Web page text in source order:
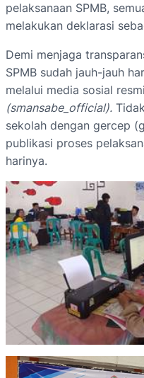
pelaksanaan SPMB,
melakukan deklarasi
Demi menjaga
SPMB sudah jauh-jauh
melalui media sosial
(smansabe_official).
sekolah dengan gercep
publikasi proses
harinya.